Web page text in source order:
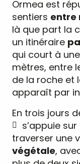
Ormea est
sentiers entre
là que part la
un itinéraire
qui court à
mètres, entre
de la roche et
apparaît par
En trois jours
s’appuie
traverser une
végétale,